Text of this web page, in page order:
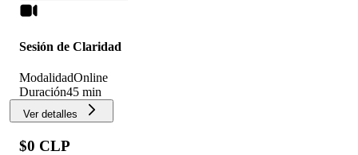
Sesión de Claridad
ModalidadOnline
Duración45 min
Ver detalles
$0 CLP